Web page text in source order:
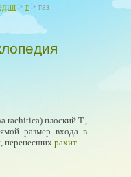
> т > таз
rachitica) плоский Т.,
размер входа в
перенесшихрахит.